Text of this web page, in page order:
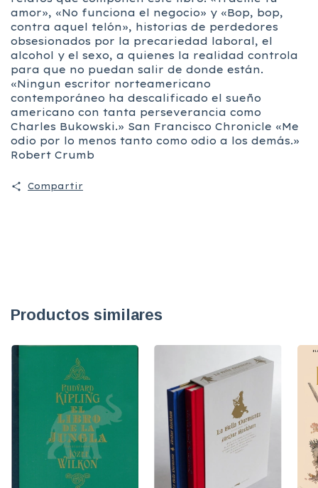
amor», «No funciona el negocio» y «Bop, bop,
contra aquel telón», historias de perdedores
obsesionados por la precariedad laboral, el
alcohol y el sexo, a quienes la realidad controla
para que no puedan salir de donde están.
«Ningun escritor norteamericano
contemporáneo ha descalificado el sueño
americano con tanta perseverancia como
Charles Bukowski.» San Francisco Chronicle «Me
odio por lo menos tanto como odio a los demás.»
Robert Crumb
Compartir
Productos similares